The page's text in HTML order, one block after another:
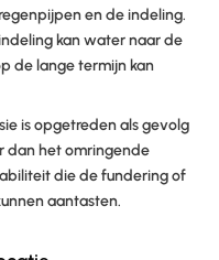
en de indeling.
kan water naar de
de lange termijn kan
is opgetreden als gevolg
dan het omringende
die de fundering of
aantasten.